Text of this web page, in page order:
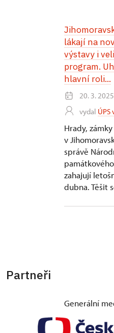
lákají na
výstavy i
program.
hlavní roli...
20. 3. 2025
vydal ÚPS
Hrady,
v
správě
zahajují
dubna. Těšit
Partneři
Generální